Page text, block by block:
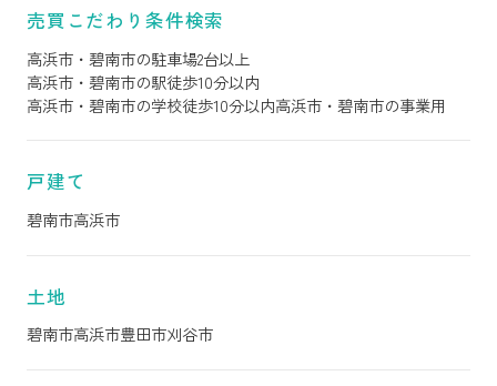
売買こだわり条件検索
高浜市・碧南市の駐車場2台以上
高浜市・碧南市の駅徒歩10分以内
高浜市・碧南市の学校徒歩10分以内高浜市・碧南市の事業用
戸建て
碧南市高浜市
土地
碧南市高浜市豊田市刈谷市